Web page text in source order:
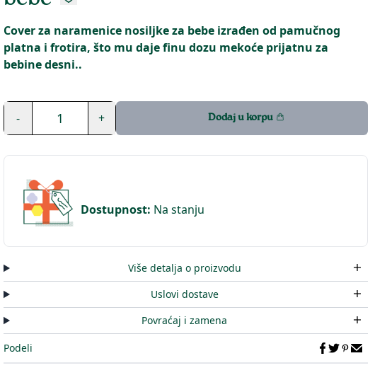
Cover za naramenice nosiljke za bebe izrađen od pamučnog
platna i frotira, što mu daje finu dozu mekoće prijatnu za
bebine desni..
- 1 + Dodaj u korpu
Dostupnost: Na stanju
Više detalja o proizvodu
Uslovi dostave
Povraćaj i zamena
Podeli